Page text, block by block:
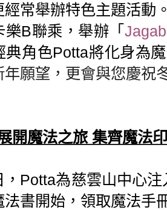
經常舉辦特色主題活動
樂B聯乘，舉辦「 Jagab
典角色Potta將化身為魔
願望， 更會與您慶祝
開魔法之旅 集齊魔法
Potta為慈雲山中心
書開始， 領取魔法手